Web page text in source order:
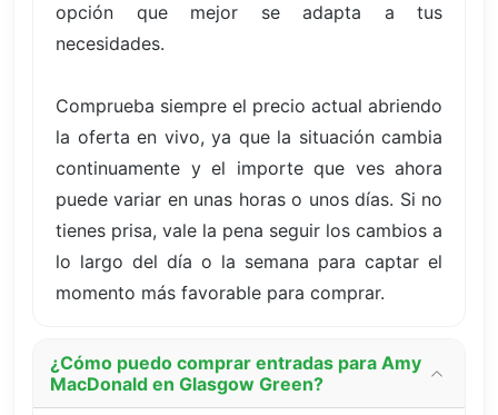
opción que mejor se adapta a tus
necesidades.
Comprueba siempre el precio actual abriendo
la oferta en vivo, ya que la situación cambia
continuamente y el importe que ves ahora
puede variar en unas horas o unos días. Si no
tienes prisa, vale la pena seguir los cambios a
lo largo del día o la semana para captar el
momento más favorable para comprar.
¿Cómo puedo comprar entradas para Amy
MacDonald en Glasgow Green?